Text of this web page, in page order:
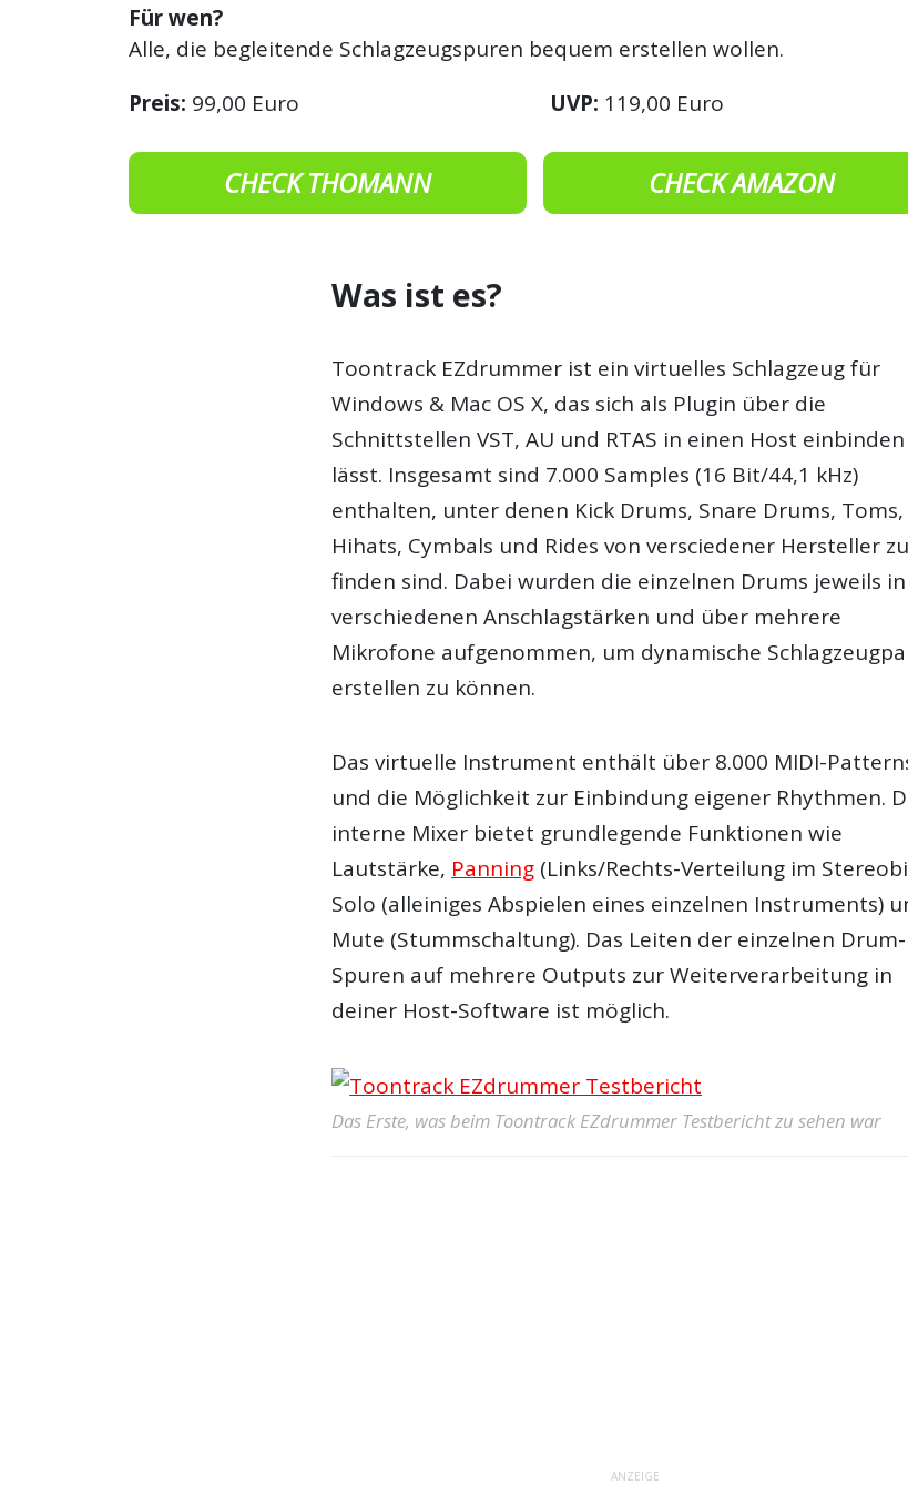
Für wen?
Alle, die begleitende Schlagzeugspuren bequem erstellen wollen.
Preis: 99,00 Euro UVP: 119,00 Euro
CHECK THOMANN CHECK AMAZON
Was ist es?
Toontrack EZdrummer ist ein virtuelles Schlagzeug für
Windows & Mac OS X, das sich als Plugin über die
Schnittstellen VST, AU und RTAS in einen Host einbinden
lässt. Insgesamt sind 7.000 Samples (16 Bit/44,1 kHz)
enthalten, unter denen Kick Drums, Snare Drums, Toms,
Hihats, Cymbals und Rides von versciedener Hersteller zu
finden sind. Dabei wurden die einzelnen Drums jeweils in
verschiedenen Anschlagstärken und über mehrere
Mikrofone aufgenommen, um dynamische
erstellen zu können.
Das virtuelle Instrument enthält über 8.000 MIDI-
und die Möglichkeit zur Einbindung eigener Rhythmen.
interne Mixer bietet grundlegende Funktionen wie
Lautstärke, Panning (Links/Rechts-Verteilung im
Solo (alleiniges Abspielen eines einzelnen Instruments)
Mute (Stummschaltung). Das Leiten der einzelnen Drum-
Spuren auf mehrere Outputs zur Weiterverarbeitung in
deiner Host-Software ist möglich.
Das Erste, was beim Toontrack EZdrummer Testbericht zu sehen war
ANZEIGE
Die aktuell besten Thomann Angebote